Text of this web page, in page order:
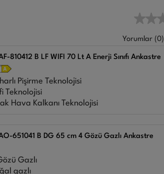
Yorumlar (0)
810412 B LF WIFI 70 Lt A Enerji Sınıfı Ankastre
Pişirme Teknolojisi
Teknolojisi
Hava Kalkanı Teknolojisi
651041 B DG 65 cm 4 Gözü Gazlı Ankastre
Gazlı
gazlı